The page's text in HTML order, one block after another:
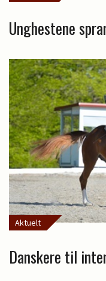
Unghestene
Aktuelt
Danskere til